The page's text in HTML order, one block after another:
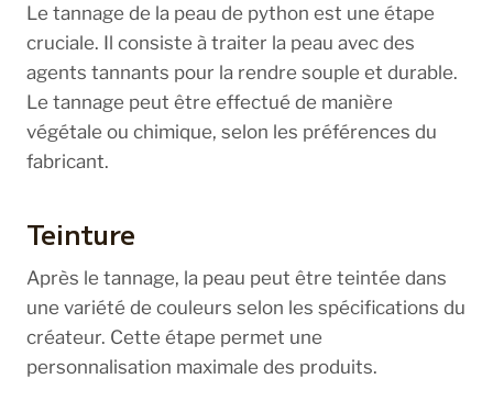
Le tannage de la peau de python est une étape
cruciale. Il consiste à traiter la peau avec des
agents tannants pour la rendre souple et durable.
Le tannage peut être effectué de manière
végétale ou chimique, selon les préférences du
fabricant.
Teinture
Après le tannage, la peau peut être teintée dans
une variété de couleurs selon les spécifications du
créateur. Cette étape permet une
personnalisation maximale des produits.